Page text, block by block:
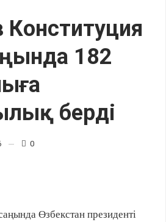
182
берді
0
Өзбекстан президенті